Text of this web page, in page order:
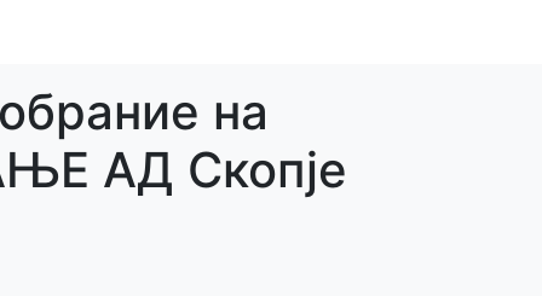
на
АД Скопје